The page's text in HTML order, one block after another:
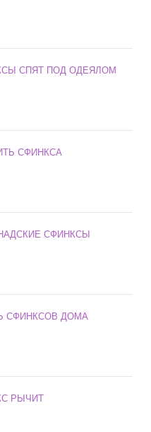
СПЯТ ПОД ОДЕЯЛОМ
СФИНКСА
СФИНКСЫ
СФИНКСОВ ДОМА
РЫЧИТ